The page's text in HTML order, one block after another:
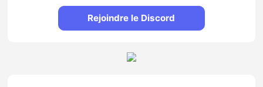
Rejoindre le Discord